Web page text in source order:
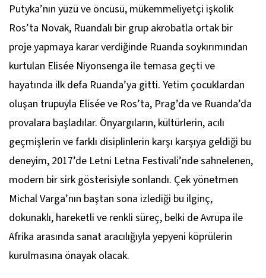
Putyka’nın yüzü ve öncüsü, mükemmeliyetçi işkolik
Ros’ta Novak, Ruandalı bir grup akrobatla ortak bir
proje yapmaya karar verdiğinde Ruanda soykırımından
kurtulan Elisée Niyonsenga ile temasa geçti ve
hayatında ilk defa Ruanda’ya gitti. Yetim çocuklardan
oluşan trupuyla Elisée ve Ros’ta, Prag’da ve Ruanda’da
provalara başladılar. Önyargıların, kültürlerin, acılı
geçmişlerin ve farklı disiplinlerin karşı karşıya geldiği bu
deneyim, 2017’de Letni Letna Festivali’nde sahnelenen,
modern bir sirk gösterisiyle sonlandı. Çek yönetmen
Michal Varga’nın baştan sona izlediği bu ilginç,
dokunaklı, hareketli ve renkli süreç, belki de Avrupa ile
Afrika arasında sanat aracılığıyla yepyeni köprülerin
kurulmasına önayak olacak.